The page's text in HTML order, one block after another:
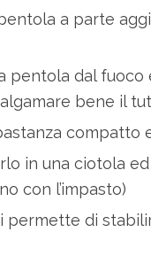
a parte
pentola dal
bene il
compatto
in una ciotola
con l’impasto)
permette di